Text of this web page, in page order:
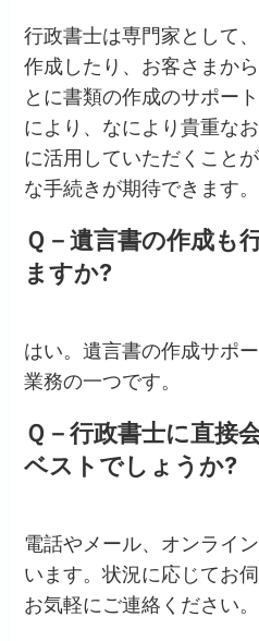
行政書士は専門家として
作成したり、お客さまか
とに書類の作成のサポー
により、なにより貴重な
に活用していただくこと
な手続きが期待できます。
Ｑ－遺言書の作成も
ますか?
はい。遺言書の作成サポ
業務の一つです。
Ｑ－行政書士に直接
ベストでしょうか?
電話やメール、オンライ
います。状況に応じてお
お気軽にご連絡ください。